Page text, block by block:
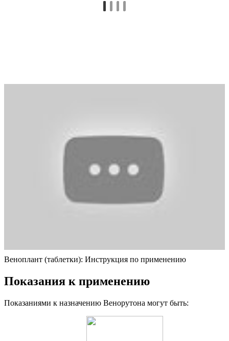
Веноплант (таблетки): Инструкция по применению
Показания к применению
Показаниями к назначению Венорутона могут быть: